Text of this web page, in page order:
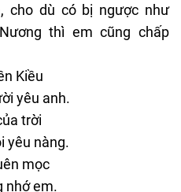
cho dù có bị ngược như
thì em cũng chấp
Kiều
yêu anh.
trời
yêu nàng.
mọc
nhớ em.